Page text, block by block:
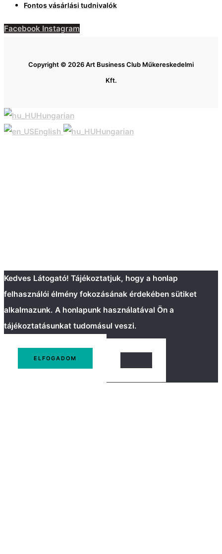
Fontos vásárlási tudnivalók
Facebook Instagram
Copyright © 2026 Art Business Club Műkereskedelmi
Kft.
Hungarian
English
Hungarian
Kedves Látogató! Tájékoztatjuk, hogy a honlap
felhasználói élmény fokozásának érdekében sütiket
alkalmazunk. A honlapunk használatával Ön a
tájékoztatásunkat tudomásul veszi.
ELFOGADOM